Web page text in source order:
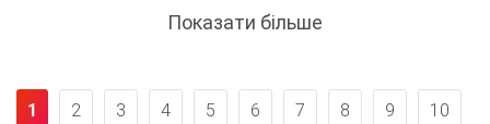
Показати більше
1 2 3 4 5 6 7 8 9 10